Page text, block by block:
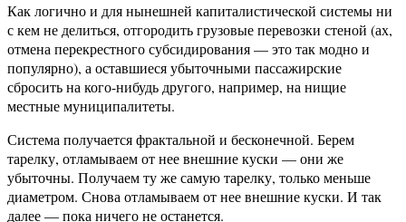
Как логично и для нынешней капиталистической системы ни
с кем не делиться, отгородить грузовые перевозки стеной (ах,
отмена перекрестного субсидирования — это так модно и
популярно), а оставшиеся убыточными пассажирские
сбросить на кого-нибудь другого, например, на нищие
местные муниципалитеты.
Система получается фрактальной и бесконечной. Берем
тарелку, отламываем от нее внешние куски — они же
убыточны. Получаем ту же самую тарелку, только меньше
диаметром. Снова отламываем от нее внешние куски. И так
далее — пока ничего не останется.